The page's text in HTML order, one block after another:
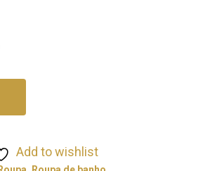
Add to wishlist